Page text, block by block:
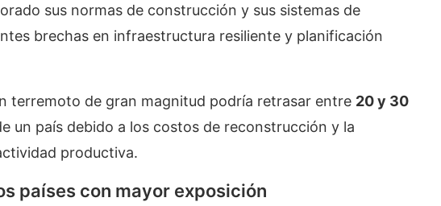
sus normas de construcción y sus sistemas de
brechas en infraestructura resiliente y planificación
terremoto de gran magnitud podría retrasar entre 20 y 30
un país debido a los costos de reconstrucción y la
productiva.
países con mayor exposición